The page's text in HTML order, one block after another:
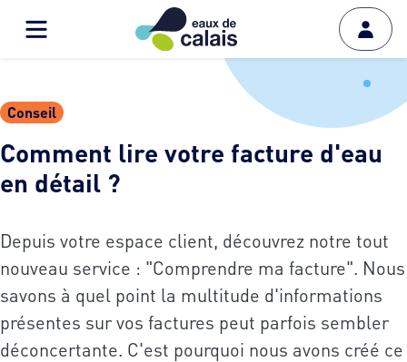
Conseil
Comment lire votre facture d'eau
en détail ?
Depuis votre espace client, découvrez notre tout
nouveau service : "Comprendre ma facture". Nous
savons à quel point la multitude d'informations
présentes sur vos factures peut parfois sembler
déconcertante. C'est pourquoi nous avons créé ce